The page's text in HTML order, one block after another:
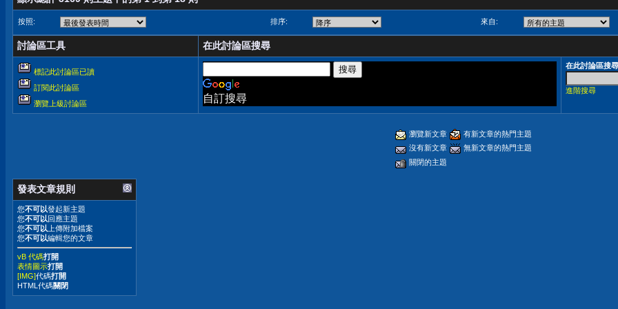
按照: 排序: 來自:
討論區工具 在此討論區搜尋
標記此討論區已讀
訂閱此討論區
瀏覽上級討論區
自訂搜尋
在此討論區搜尋
進階搜尋
瀏覽新文章
有新文章的熱門主題
沒有新文章
無新文章的熱門主題
關閉的主題
發表文章規則
您不可以發起新主題
您不可以回應主題
您不可以 上傳附加檔案
您不可以編輯您的文章
vB 代碼打開
表情圖示打開
[IMG]代碼打開
HTML代碼關閉